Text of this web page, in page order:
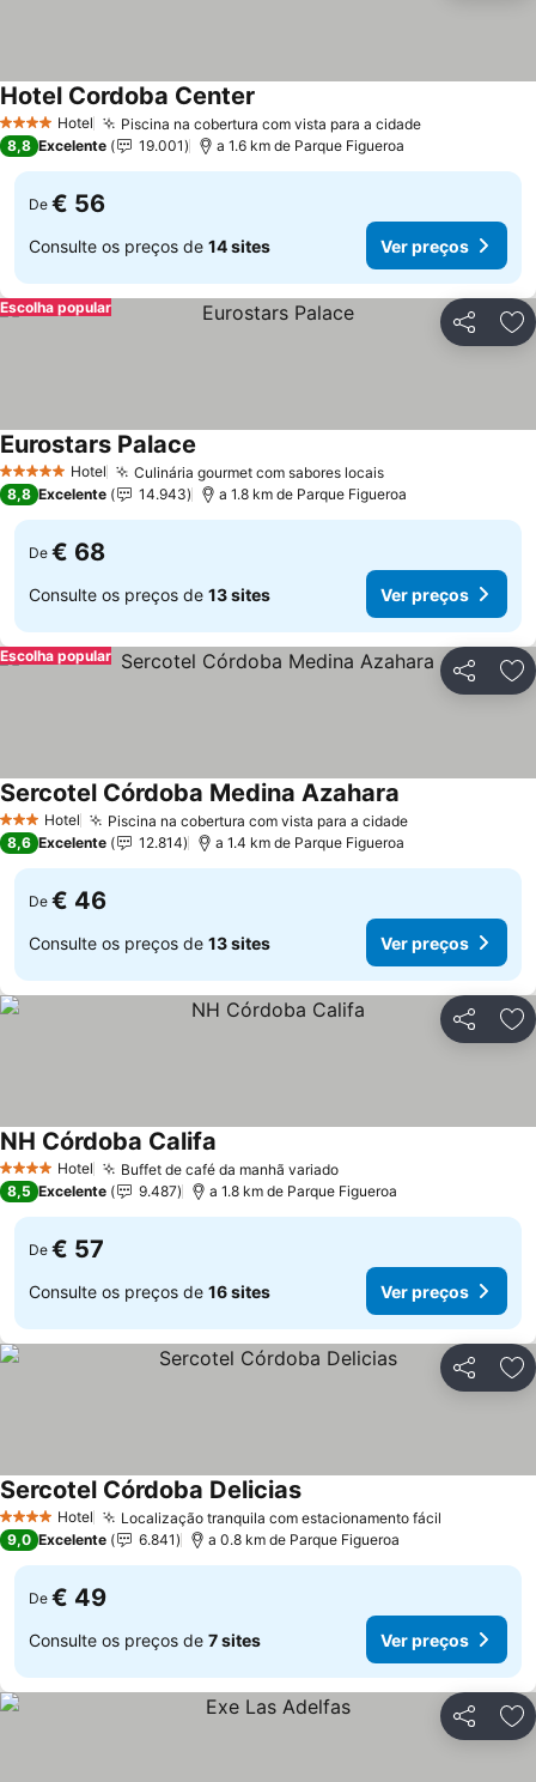
4 EstrelasHotel Piscina na cobertura com vista para a cidade
Hotel Cordoba Center
8,8 Excelente 19.001 a 1.6 km de Parque Figueroa
De € 56
Consulte os preços de 14 sites Ver preços
Partilhar
Escolha popular
5 Estrelas Hotel Culinária gourmet com sabores locais
Eurostars Palace
8,8 Excelente 14.943 a 1.8 km de Parque Figueroa
De € 68
Consulte os preços de 13 sites Ver preços
Partilhar
Escolha popular
3 EstrelasHotel Piscina na cobertura com vista para a cidade
Sercotel Córdoba Medina Azahara
8,6 Excelente 12.814 a 1.4 km de Parque Figueroa
De € 46
Consulte os preços de 13 sites Ver preços
Partilhar
4 EstrelasHotel Buffet de café da manhã variado
NH Córdoba Califa
8,5 Excelente 9.487 a 1.8 km de Parque Figueroa
De € 57
Consulte os preços de 16 sites Ver preços
Partilhar
4 EstrelasHotel Localização tranquila com estacionamento fácil
Sercotel Córdoba Delicias
9,0 Excelente 6.841 a 0.8 km de Parque Figueroa
De € 49
Consulte os preços de 7 sites Ver preços
Partilhar